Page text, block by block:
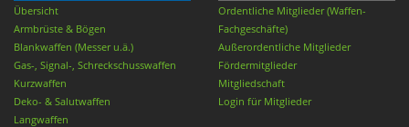
Übersicht
Armbrüste & Bögen
Blankwaffen (Messer u.ä.)
Gas-, Signal-, Schreckschusswaffen
Kurzwaffen
Deko- & Salutwaffen
Langwaffen
Ordentliche Mitglieder (Waffen-
Fachgeschäfte)
Außerordentliche Mitglieder
Fördermitglieder
Mitgliedschaft
Login für Mitglieder